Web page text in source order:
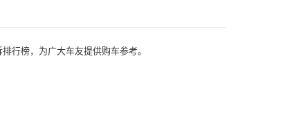
行榜，为广大车友提供购车参考。